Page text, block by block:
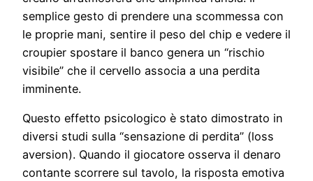
semplice gesto di prendere una scommessa con
le proprie mani, sentire il peso del chip e vedere il
croupier spostare il banco genera un “rischio
visibile” che il cervello associa a una perdita
imminente.
Questo effetto psicologico è stato dimostrato in
diversi studi sulla “sensazione di perdita” (loss
aversion). Quando il giocatore osserva il denaro
contante scorrere sul tavolo, la risposta emotiva